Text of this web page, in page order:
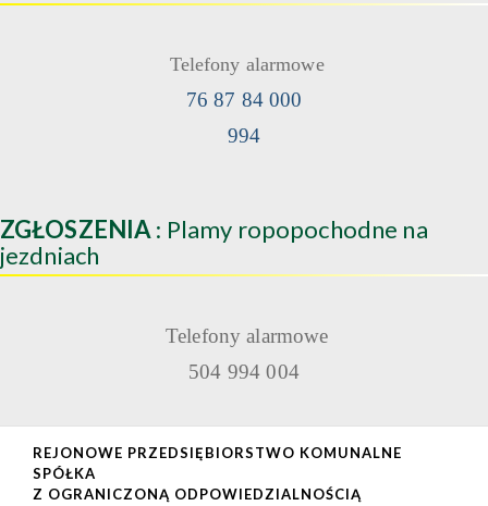
Telefony alarmowe
76 87 84 000
994
ZGŁOSZENIA : Plamy ropopochodne na
jezdniach
Telefony alarmowe
504 994 004
REJONOWE PRZEDSIĘBIORSTWO KOMUNALNE
SPÓŁKA
Z OGRANICZONĄ ODPOWIEDZIALNOŚCIĄ